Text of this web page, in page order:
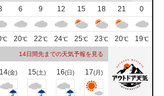
6 9 12 15 18 21
0
℃ 20℃ 22℃ 24℃ 25℃ 23℃ 20℃ 19℃
14日間先までの天気予報を見る
14(金) 15(土) 16(日) 17(月)